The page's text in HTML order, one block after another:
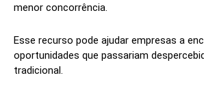
menor concorrência.
Esse recurso pode ajudar empresas a
oportunidades que passariam
tradicional.